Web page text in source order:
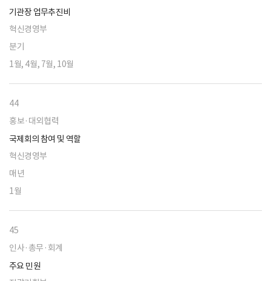
기관장 업무추진비
혁신경영부
분기
1월, 4월, 7월, 10월
44
홍보·대외협력
국제회의 참여 및 역할
혁신경영부
매년
1월
45
인사·총무·회계
주요 민원